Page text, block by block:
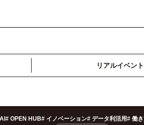
リアルイベント
AI # OPEN HUB# イノベーション# データ利活用# 働